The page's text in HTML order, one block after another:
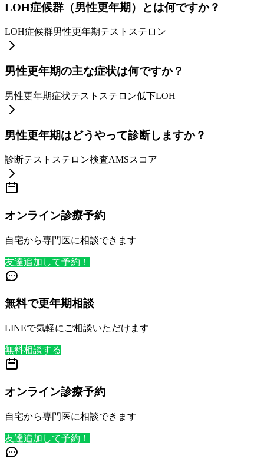
LOH症候群（男性更年期）とは何ですか？
LOH症候群男性更年期テストステロン
男性更年期の主な症状は何ですか？
男性更年期症状テストステロン低下LOH
男性更年期はどうやって診断しますか？
診断テストステロン検査AMSスコア
オンライン診療予約
自宅から専門医に相談できます
友達追加して予約！
無料で更年期相談
LINEで気軽にご相談いただけます
無料相談する
オンライン診療予約
自宅から専門医に相談できます
友達追加して予約！